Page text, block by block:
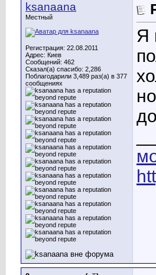
ksanaana
Местный
Регистрация: 22.08.2011
Адрес: Киев
Сообщений: 462
Сказал(а) спасибо: 2,286
Поблагодарили 3,489 раз(а) в 377
сообщениях
Я